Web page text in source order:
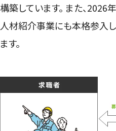
構築しています。 また、2026
人材紹介事業にも本格参入
ます。